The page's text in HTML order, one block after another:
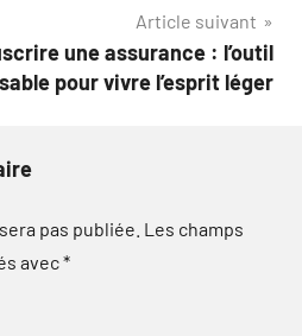
Article suivant
une assurance : l’outil
pour vivre l’esprit léger
pas publiée. Les champs
avec*